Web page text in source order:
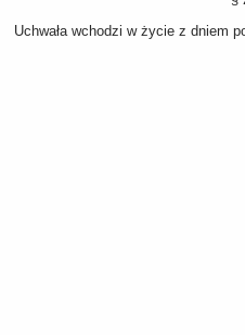
Uchwała wchodzi w życie z dniem